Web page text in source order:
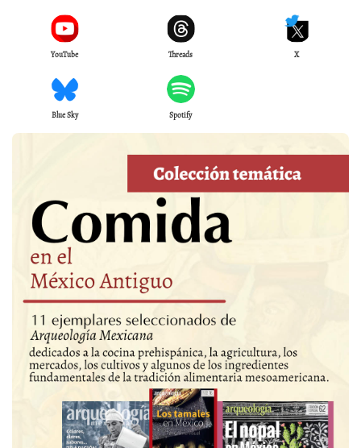
YouTube Threads X
Blue Sky Spotify